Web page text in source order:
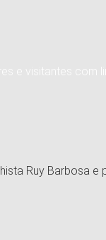
e visitantes com
Ruy Barbosa e